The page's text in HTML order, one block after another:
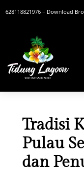
628118821976 – Download
Tradisi
Pulau
dan